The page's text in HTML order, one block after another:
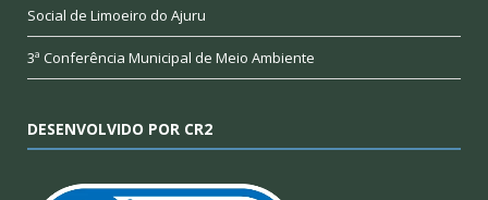
Social de Limoeiro do Ajuru
3ª Conferência Municipal de Meio Ambiente
DESENVOLVIDO POR CR2